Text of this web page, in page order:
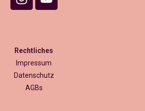
Rechtliches
Impressum
Datenschutz
AGBs